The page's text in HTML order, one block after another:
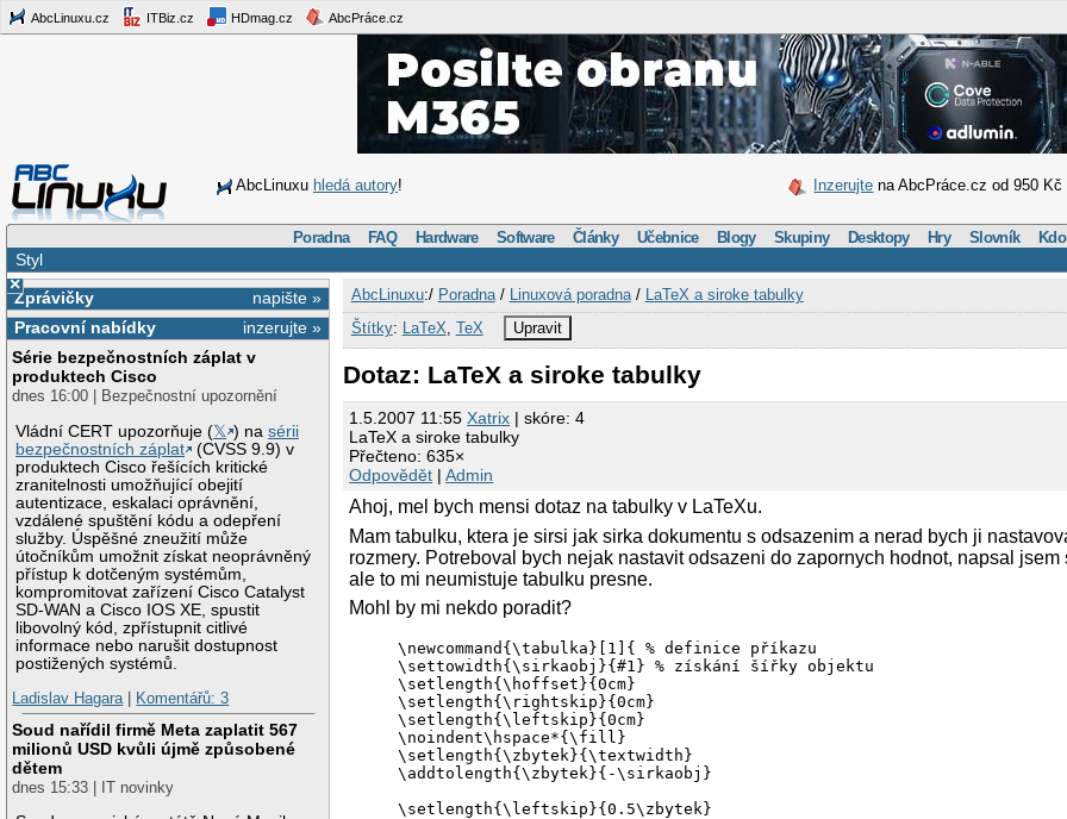
AbcLinuxu.cz ITBiz.cz HDmag.cz AbcPráce.cz
AbcLinuxu hledá autory! Inzerujte na AbcPráce.cz od 950 Kč
Poradna FAQ Hardware Software Články Učebnice Blogy Skupiny Desktopy Hry Slovník
Styl
×
napište »
Zprávičky
inzerujte »
Pracovní nabídky
Série bezpečnostních záplat v
produktech Cisco
dnes 16:00 | Bezpečnostní upozornění
Vládní CERT upozorňuje (𝕏 ) nasérii
bezpečnostních záplat
(CVSS 9.9) v
produktech Cisco řešících kritické
zranitelnosti umožňující obejití
autentizace, eskalaci oprávnění,
vzdálené spuštění kódu a odepření
služby. Úspěšné zneužití může
útočníkům umožnit získat neoprávněný
přístup k dotčeným systémům,
kompromitovat zařízení Cisco Catalyst
SD-WAN a Cisco IOS XE, spustit
libovolný kód, zpřístupnit citlivé
informace nebo narušit dostupnost
postižených systémů.
Ladislav Hagara| Komentářů: 3
Soud nařídil firmě Meta zaplatit 567
milionů USD kvůli újmě způsobené
dětem
dnes 15:33 | IT novinky
AbcLinuxu:/ Poradna/ Linuxová poradna/ LaTeX a siroke tabulky
Štítky: LaTeX TeX Upravit
Dotaz: LaTeX a siroke tabulky
1.5.2007 11:55Xatrix | skóre: 4
LaTeX a siroke tabulky
Přečteno: 635×
Odpovědět |Admin
Ahoj, mel bych mensi dotaz na tabulky v LaTeXu.
Mam tabulku, ktera je sirsi jak sirka dokumentu s odsazenim a nerad bych ji
rozmery. Potreboval bych nejak nastavit odsazeni do zapornych hodnot, napsal jsem
ale to mi neumistuje tabulku presne.
Mohl by mi nekdo poradit?
    \newcommand{\tabulka}[1]{ % definice příkazu
    \settowidth{\sirkaobj}{#1} % získání šířky objektu
    \setlength{\hoffset}{0cm}
    \setlength{\rightskip}{0cm}
    \setlength{\leftskip}{0cm}
    \noindent\hspace*{\fill}
    \setlength{\zbytek}{\textwidth}
    \addtolength{\zbytek}{-\sirkaobj}
    \setlength{\leftskip}{0.5\zbytek}